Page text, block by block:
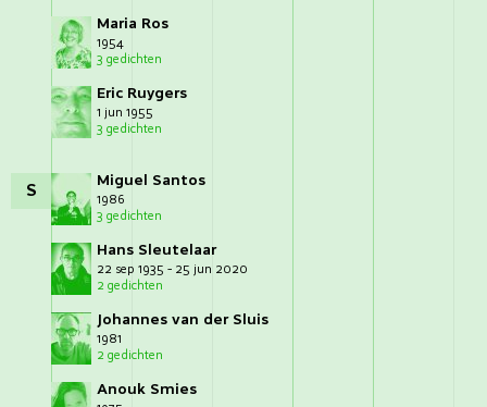
Maria Ros
1954
3 gedichten
Eric Ruygers
1 jun 1955
3 gedichten
S Miguel Santos
1986
3 gedichten
Hans Sleutelaar
22 sep 1935 - 25 jun 2020
2 gedichten
Johannes van der Sluis
1981
2 gedichten
Anouk Smies